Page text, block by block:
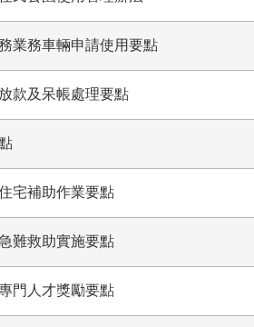
業務車輛申請使用要點
款及呆帳處理要點
宅補助作業要點
難救助實施要點
門人才獎勵要點